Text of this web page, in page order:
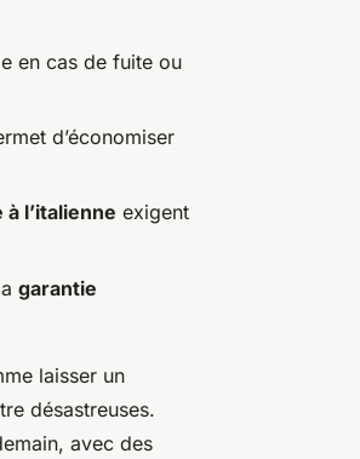
en cas de fuite ou
d’économiser
l’italienne exigent
garantie
laisser un
désastreuses.
avec des